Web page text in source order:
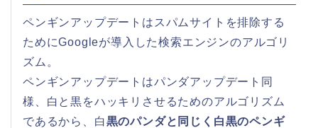
ペンギンアップデートはスパムサイトを排除する
ためにGoogleが導入した検索エンジンのアルゴリ
ズム。
ペンギンアップデートはパンダアップデート同
様、白と黒をハッキリさせるためのアルゴリズム
であるから、白黒のパンダと同じく白黒のペンギ